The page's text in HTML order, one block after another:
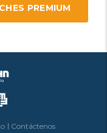
PREMIUM
Contáctenos